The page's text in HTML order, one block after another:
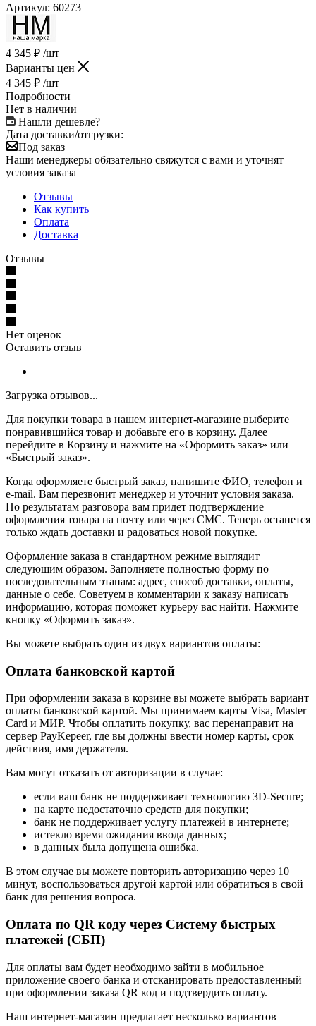
Артикул: 60273
4 345 ₽ /шт
Варианты цен
4 345 ₽ /шт
Подробности
Нет в наличии
Нашли дешевле?
Дата доставки/отгрузки:
Под заказ
Наши менеджеры обязательно свяжутся с вами и уточнят
условия заказа
Отзывы
Как купить
Оплата
Доставка
Отзывы
Нет оценок
Оставить отзыв
Загрузка отзывов...
Для покупки товара в нашем интернет-магазине выберите
понравившийся товар и добавьте его в корзину. Далее
перейдите в Корзину и нажмите на «Оформить заказ» или
«Быстрый заказ».
Когда оформляете быстрый заказ, напишите ФИО, телефон и
e-mail. Вам перезвонит менеджер и уточнит условия заказа.
По результатам разговора вам придет подтверждение
оформления товара на почту или через СМС. Теперь останется
только ждать доставки и радоваться новой покупке.
Оформление заказа в стандартном режиме выглядит
следующим образом. Заполняете полностью форму по
последовательным этапам: адрес, способ доставки, оплаты,
данные о себе. Советуем в комментарии к заказу написать
информацию, которая поможет курьеру вас найти. Нажмите
кнопку «Оформить заказ».
Вы можете выбрать один из двух вариантов оплаты:
Оплата банковской картой
При оформлении заказа в корзине вы можете выбрать вариант
оплаты банковской картой. Мы принимаем карты Visa, Master
Card и МИР. Чтобы оплатить покупку, вас перенаправит на
сервер PayKepeer, где вы должны ввести номер карты, срок
действия, имя держателя.
Вам могут отказать от авторизации в случае:
если ваш банк не поддерживает технологию 3D-Secure;
на карте недостаточно средств для покупки;
банк не поддерживает услугу платежей в интернете;
истекло время ожидания ввода данных;
в данных была допущена ошибка.
В этом случае вы можете повторить авторизацию через 10
минут, воспользоваться другой картой или обратиться в свой
банк для решения вопроса.
Оплата по QR коду через Систему быстрых
платежей (СБП)
Для оплаты вам будет необходимо зайти в мобильное
приложение своего банка и отсканировать предоставленный
при оформлении заказа QR код и подтвердить оплату.
Наш интернет-магазин предлагает несколько вариантов